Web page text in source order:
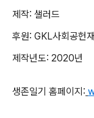
제작: 샐러드
후원: GKL사회공헌
제작년도: 2020년
생존일기 홈페이지 :